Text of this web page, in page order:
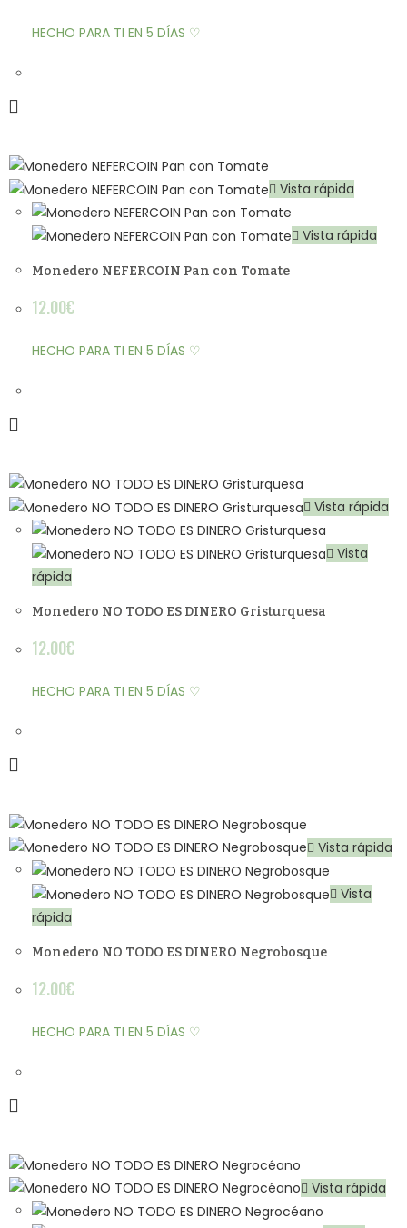
HECHO PARA TI EN 5 DÍAS ♡
Vista rápida
Vista rápida
Monedero NEFERCOIN Pan con Tomate
12.00€
HECHO PARA TI EN 5 DÍAS ♡
Vista rápida
Vista
rápida
Monedero NO TODO ES DINERO Gristurquesa
12.00€
HECHO PARA TI EN 5 DÍAS ♡
Vista rápida
Vista
rápida
Monedero NO TODO ES DINERO Negrobosque
12.00€
HECHO PARA TI EN 5 DÍAS ♡
Vista rápida